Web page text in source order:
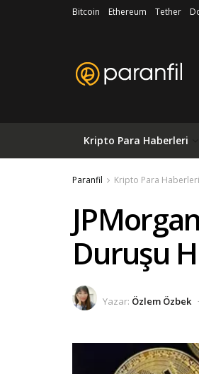
Bitcoin Ethereum Tether
Kripto Para Haberleri
Paranfil Kripto Para Haberleri
Duruşu
Yazar: Özlem Özbek